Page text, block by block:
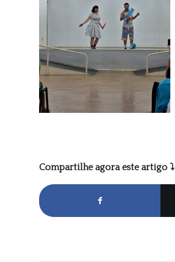
Compartilhe agora este artigo ⤵